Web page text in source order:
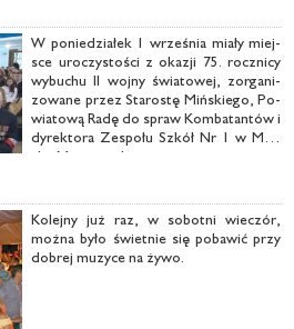
W po­nie­dzia­łek 1 wrze­śnia mia­ły miej­
sce uro­czy­sto­ści z oka­zji 75. rocz­ni­cy
wy­bu­chu II woj­ny świa­to­wej, zor­ga­ni­
zo­wa­ne przez Sta­ro­stę Miń­skie­go, Po­
wia­to­wą Ra­dę do spraw Kom­ba­tan­tów i
dy­rek­to­ra Ze­spo­łu Szkół Nr 1 w Miń­
sku Ma­zo­wiec­kim.
Ko­lej­ny już raz, w so­bot­ni wie­czór,
moż­na by­ło świet­nie się po­ba­wić przy
do­brej mu­zy­ce na ży­wo.